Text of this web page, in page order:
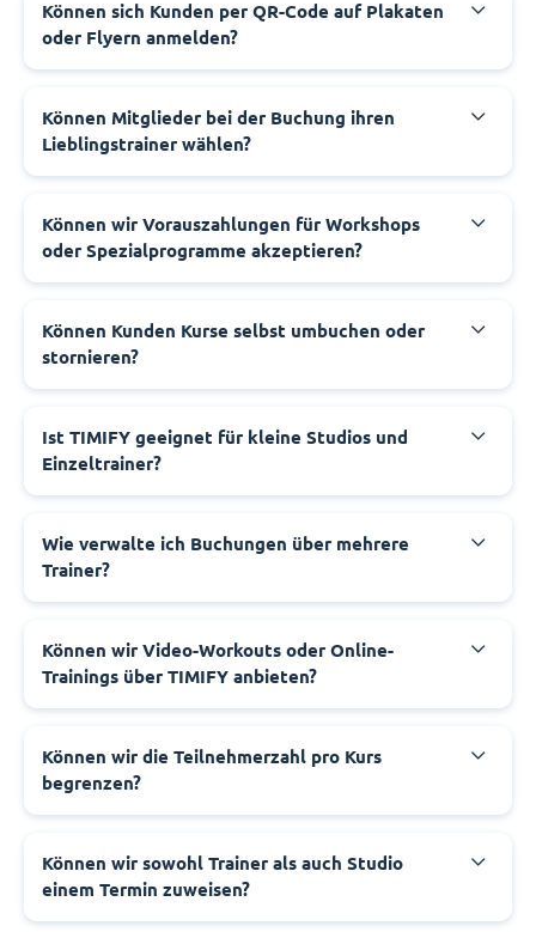
Können sich Kunden per QR-Code auf Plakaten
oder Flyern anmelden?
Können Mitglieder bei der Buchung ihren
Lieblingstrainer wählen?
Können wir Vorauszahlungen für Workshops
oder Spezialprogramme akzeptieren?
Können Kunden Kurse selbst umbuchen oder
stornieren?
Ist TIMIFY geeignet für kleine Studios und
Einzeltrainer?
Wie verwalte ich Buchungen über mehrere
Trainer?
Können wir Video-Workouts oder Online-
Trainings über TIMIFY anbieten?
Können wir die Teilnehmerzahl pro Kurs
begrenzen?
Können wir sowohl Trainer als auch Studio
einem Termin zuweisen?